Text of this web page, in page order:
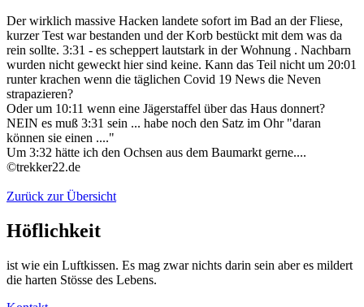
Der wirklich massive Hacken landete sofort im Bad an der Fliese,
kurzer Test war bestanden und der Korb bestückt mit dem was da
rein sollte. 3:31 - es scheppert lautstark in der Wohnung . Nachbarn
wurden nicht geweckt hier sind keine. Kann das Teil nicht um 20:01
runter krachen wenn die täglichen Covid 19 News die Neven
strapazieren?
Oder um 10:11 wenn eine Jägerstaffel über das Haus donnert?
NEIN es muß 3:31 sein ... habe noch den Satz im Ohr "daran
können sie einen ...."
Um 3:32 hätte ich den Ochsen aus dem Baumarkt gerne....
©trekker22.de
Zurück zur Übersicht
Höflichkeit
ist wie ein Luftkissen. Es mag zwar nichts darin sein aber es mildert
die harten Stösse des Lebens.